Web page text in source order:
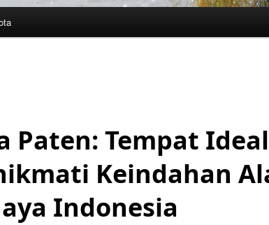
Paten: Tempat
Keindahan
Indonesia